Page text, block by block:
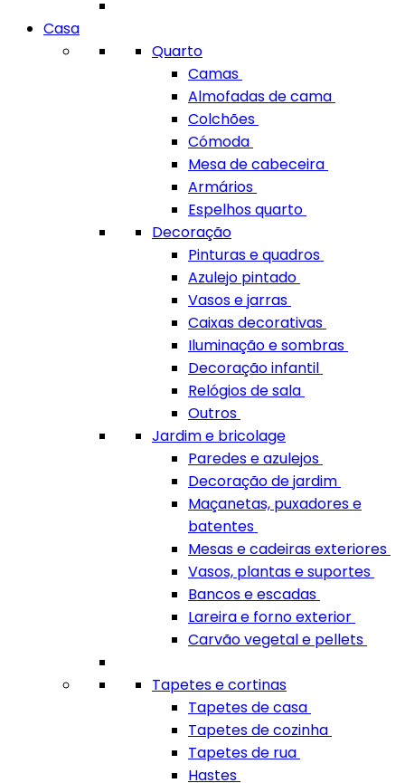
Casa
Quarto
Camas
Almofadas de cama
Colchões
Cómoda
Mesa de cabeceira
Armários
Espelhos quarto
Decoração
Pinturas e quadros
Azulejo pintado
Vasos e jarras
Caixas decorativas
Iluminação e sombras
Decoração infantil
Relógios de sala
Outros
Jardim e bricolage
Paredes e azulejos
Decoração de jardim
Maçanetas, puxadores e
batentes
Mesas e cadeiras exteriores
Vasos, plantas e suportes
Bancos e escadas
Lareira e forno exterior
Carvão vegetal e pellets
Tapetes e cortinas
Tapetes de casa
Tapetes de cozinha
Tapetes de rua
Hastes